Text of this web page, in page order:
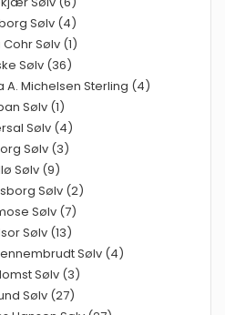
Sølv (4)
Sølv (1)
Sølv (36)
A. Michelsen Sterling (4)
Sølv (1)
Sølv (4)
Sølv (3)
Sølv (9)
Sølv (2)
Sølv (7)
Sølv (13)
Sølv (4)
Sølv (3)
Sølv (27)